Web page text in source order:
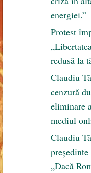
energiei.”
Protest
redusă la
Claudiu
cenzură
eliminare
mediul
Claudiu
„Dacă